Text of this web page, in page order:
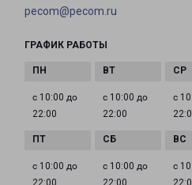
pecom@pecom.ru
ГРАФИК РАБОТЫ
с 10:00 до
22:00
с 10:00 до
22:00
с
с 10:00 до
с 10:00 до
с